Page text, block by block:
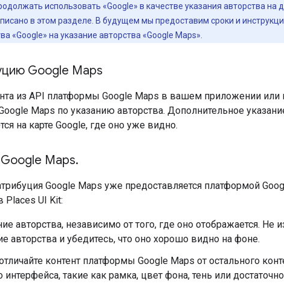
использовать «Google» в качестве указания авторства
в этом разделе. В будущем мы предоставим сроки и
«Google» на указание авторства «Google Maps».
Google Maps
из API платформы Google Maps в вашем приложении или
Maps по указанию авторства. Дополнительное
на карте Google, где оно уже видно.
Google Maps.
Google Maps уже предоставляется платформой
Places UI Kit:
авторства, независимо от того, где оно отображается. Не
авторства и убедитесь, что оно хорошо видно на фоне.
контент платформы Google Maps от остального
интерфейса, такие как рамка, цвет фона, тень или